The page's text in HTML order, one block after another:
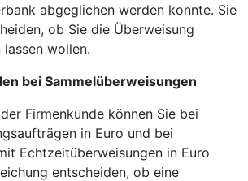
abgeglichen werden konnte. Sie
ob Sie die Überweisung
wollen.
bei Sammelüberweisungen
Firmenkunde können Sie bei
in Euro und bei
Echtzeitüberweisungen in Euro
entscheiden, ob eine